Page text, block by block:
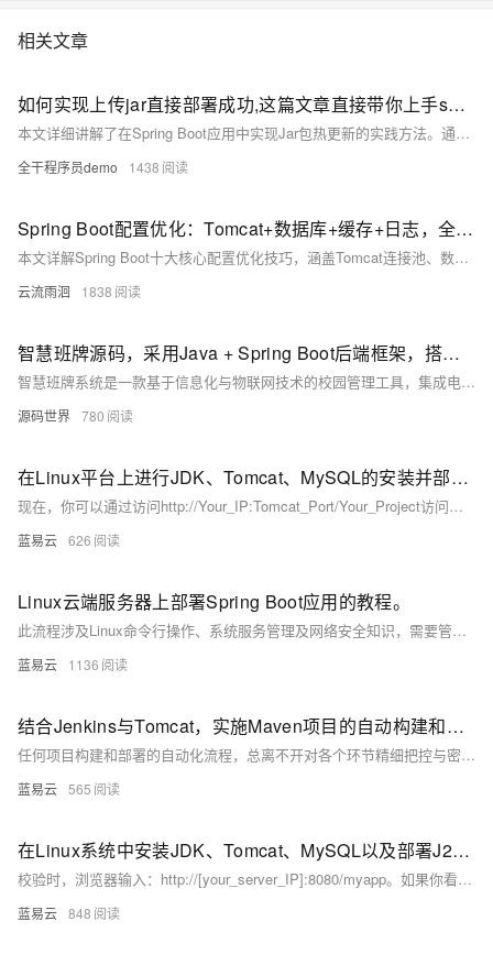
相关文章
如何实现上传jar直接部署成功,这篇文章直接带你上手springboot实现jar包热更新!
本文详细讲解了在Spring Boot应用中实现Jar包热更新的实践方法。通过自定义类加载器（`HotClassLoader`），动态加载和卸载指定目录下的Jar包，结合Spring Bean动态注册机制，使新加载的类能够被Spring容器管理。同时，提供了文件上传接口，方便用户手动触发Jar包更新。文章还强调了安全性、依赖管理和线程安全等注意事项，并给出了测试步骤和总结，帮助开发者高效实现热更新功能，减少服务中断和提升开发效率。
全干程序员demo 1438
Spring Boot配置优化：Tomcat+数据库+缓存+日志，全场景教程
本文详解Spring Boot十大核心配置优化技巧，涵盖Tomcat连接池、数据库连接池、Jackson时区、日志管理、缓存策略、异步线程池等关键配置，结合代码示例与通俗解释，助你轻松掌握高并发场景下的性能调优方法，适用于实际项目落地。
云流雨洄 1838
智慧班牌源码，采用Java + Spring Boot后端框架，搭配Vue2前端技术，支持SaaS云部署
智慧班牌系统是一款基于信息化与物联网技术的校园管理工具，集成电子屏显示、人脸识别及数据交互功能，实现班级信息展示、智能考勤与家校互通。系统采用Java + Spring Boot后端框架，搭配Vue2前端技术，支持SaaS云部署与私有化定制。核心功能涵盖信息发布、考勤管理、教务处理及数据分析，助力校园文化建设与教学优化。其综合性和可扩展性有效打破数据孤岛，提升交互体验并降低管理成本，适用于日常教学、考试管理和应急场景，为智慧校园建设提供全面解决方案。
源码世界 780
在Linux平台上进行JDK、Tomcat、MySQL的安装并部署后端项目
现在，你可以通过访问http://Your_IP:Tomcat_Port/Your_Project访问你的项目了。如果一切顺利，你将看到那绚烂的胜利之光照耀在你的项目之上！
蓝易云 626
Linux云端服务器上部署Spring Boot应用的教程。
此流程涉及Linux命令行操作、系统服务管理及网络安全知识，需要管理员权限以进行配置和服务管理。务必在一个测试环境中验证所有步骤，确保一切配置正确无误后，再将应用部署到生产环境中。也可以使用如Ansible、Chef等配置管理工具来自动化部署过程，提升效率和可靠性。
蓝易云 1136
结合Jenkins与Tomcat，实施Maven项目的自动构建和部署流程。
任何项目构建和部署的自动化流程，总离不开对各个环节精细把控与密切配合。涉及到源代码管理、构建工具、持续集成服务器以及最终的运行时环境的协调。通过上述简洁实用的步骤，可以实现Maven项目从源代码到运行状态的无缝过渡，进而提升软件开发的效率与质量。
蓝易云 565
在Linux系统中安装JDK、Tomcat、MySQL以及部署J2EE后端接口
校验时，浏览器输入：http://[your_server_IP]:8080/myapp。如果你看到你的应用的欢迎页面，恭喜你，一切都已就绪。
蓝易云 848